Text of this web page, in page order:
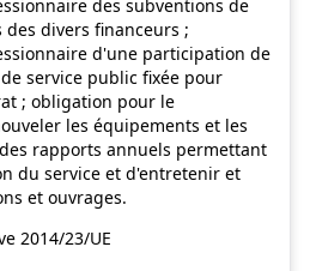
des subventions de
divers financeurs ;
d'une participation de
service public fixée pour
; obligation pour le
les équipements et les
rapports annuels permettant
du service et d'entretenir et
et ouvrages.
2014/23/UE